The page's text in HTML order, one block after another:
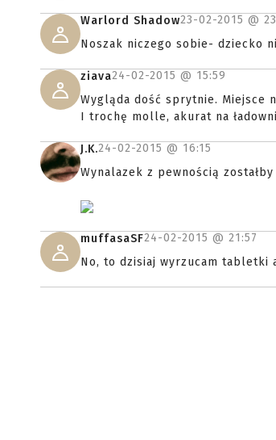
Warlord Shadow23-02-2015 @
Noszak niczego sobie- dziecko
ziava24-02-2015 @ 15:59
Wygląda dość sprytnie. Miejsce
I trochę molle, akurat na
J.K.24-02-2015 @ 16:15
Wynalazek z pewnością
muffasaSF24-02-2015 @ 21:57
No, to dzisiaj wyrzucam tabletki